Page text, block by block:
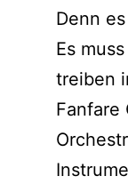
Denn
Es
treiben
Fanfare